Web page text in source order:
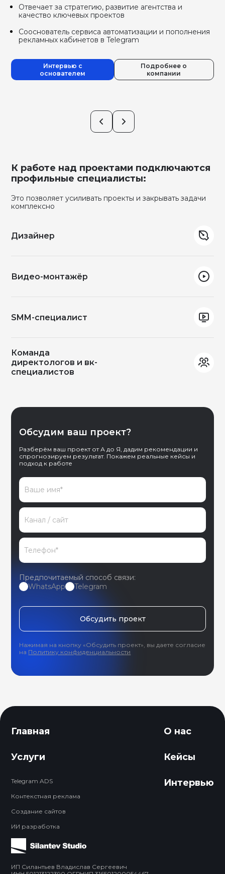
Отвечает за стратегию, развитие агентства и
качество ключевых проектов
Сооснователь сервиса автоматизации и пополнения
рекламных кабинетов в Telegram
Интервью с
основателем
Подробнее о
компании
К работе над проектами подключаются
профильные специалисты:
Это позволяет усиливать проекты и закрывать задачи
комплексно
Дизайнер
Видео-монтажёр
SMM-специалист
Команда
директологов и вк-
специалистов
Обсудим ваш проект?
Разберём ваш проект от А до Я, дадим рекомендации и
спрогнозируем результат. Покажем реальные кейсы и
подход к работе
Предпочитаемый способ связи:
WhatsApp
Telegram
Обсудить проект
Нажимая на кнопку «Обсудить проект», вы даете согласие
на Политику конфиденциальности
ИП Силантьев Владислав Сергеевич
Главная
Услуги
Telegram ADS
Контекстная реклама
Создание сайтов
ИИ разработка
О нас
Кейсы
Интервью